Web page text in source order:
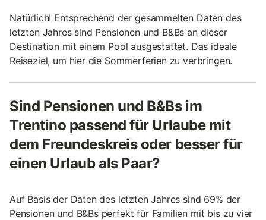
Natürlich! Entsprechend der gesammelten Daten des
letzten Jahres sind Pensionen und B&Bs an dieser
Destination mit einem Pool ausgestattet. Das ideale
Reiseziel, um hier die Sommerferien zu verbringen.
Sind Pensionen und B&Bs im
Trentino passend für Urlaube mit
dem Freundeskreis oder besser für
einen Urlaub als Paar?
Auf Basis der Daten des letzten Jahres sind 69% der
Pensionen und B&Bs perfekt für Familien mit bis zu vier